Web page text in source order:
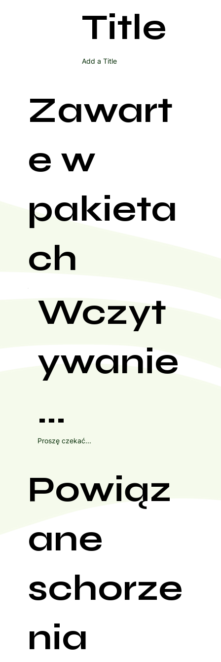
Title
Add a Title
Zawart
e w
pakieta
ch
Wczyt
ywanie
...
Proszę czekać...
Powiąz
ane
schorze
nia